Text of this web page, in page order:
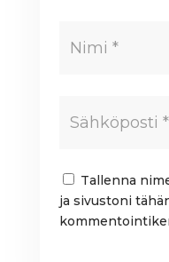
Tallenna
ja sivustoni